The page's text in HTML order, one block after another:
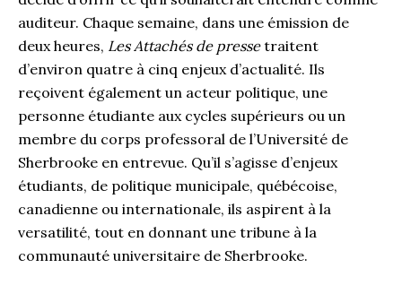
auditeur. Chaque semaine, dans une émission de
deux heures, Les Attachés de pressetraitent
d’environ quatre à cinq enjeux d’actualité. Ils
reçoivent également un acteur politique, une
personne étudiante aux cycles supérieurs ou un
membre du corps professoral de l’Université de
Sherbrooke en entrevue. Qu’il s’agisse d’enjeux
étudiants, de politique municipale, québécoise,
canadienne ou internationale, ils aspirent à la
versatilité, tout en donnant une tribune à la
communauté universitaire de Sherbrooke.